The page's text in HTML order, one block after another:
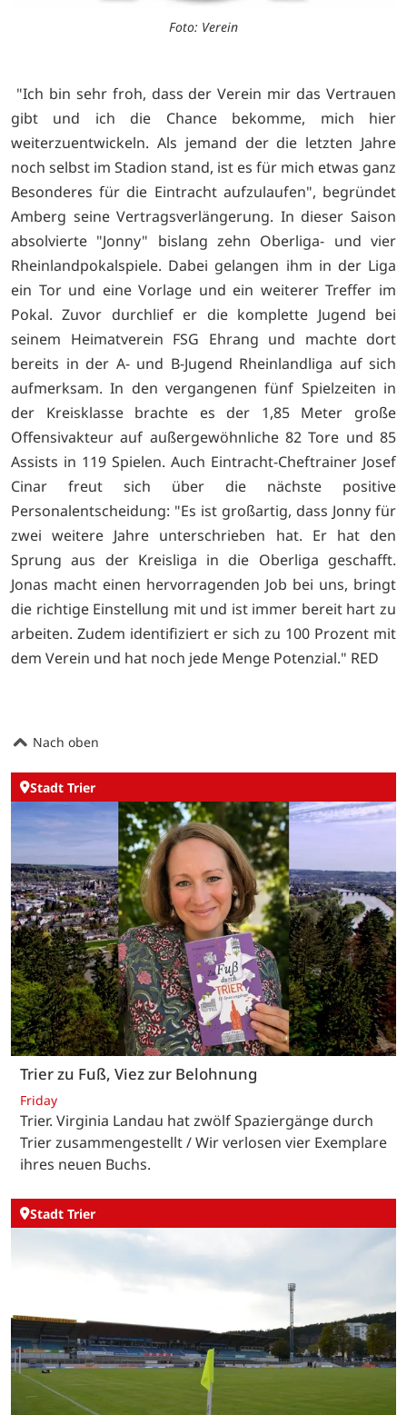
Foto: Verein
"Ich bin sehr froh, dass der Verein mir das Vertrauen
gibt und ich die Chance bekomme, mich hier
weiterzuentwickeln. Als jemand der die letzten Jahre
noch selbst im Stadion stand, ist es für mich etwas ganz
Besonderes für die Eintracht aufzulaufen", begründet
Amberg seine Vertragsverlängerung. In dieser Saison
absolvierte "Jonny" bislang zehn Oberliga- und vier
Rheinlandpokalspiele. Dabei gelangen ihm in der Liga
ein Tor und eine Vorlage und ein weiterer Treffer im
Pokal. Zuvor durchlief er die komplette Jugend bei
seinem Heimatverein FSG Ehrang und machte dort
bereits in der A- und B-Jugend Rheinlandliga auf sich
aufmerksam. In den vergangenen fünf Spielzeiten in
der Kreisklasse brachte es der 1,85 Meter große
Offensivakteur auf außergewöhnliche 82 Tore und 85
Assists in 119 Spielen. Auch Eintracht-Cheftrainer Josef
Cinar freut sich über die nächste positive
Personalentscheidung: "Es ist großartig, dass Jonny für
zwei weitere Jahre unterschrieben hat. Er hat den
Sprung aus der Kreisliga in die Oberliga geschafft.
Jonas macht einen hervorragenden Job bei uns, bringt
die richtige Einstellung mit und ist immer bereit hart zu
arbeiten. Zudem identifiziert er sich zu 100 Prozent mit
dem Verein und hat noch jede Menge Potenzial." RED
Nach oben
Stadt Trier
Trier zu Fuß, Viez zur Belohnung
Friday
Trier. Virginia Landau hat zwölf Spaziergänge durch
Trier zusammengestellt / Wir verlosen vier Exemplare
ihres neuen Buchs.
Stadt Trier